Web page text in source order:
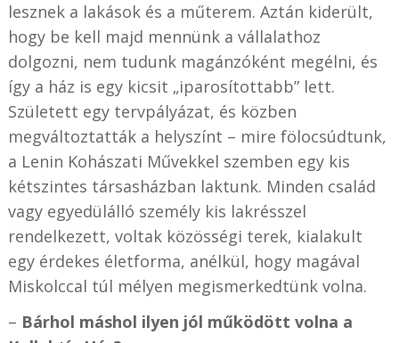
lesznek a lakások és a műterem. Aztán kiderült,
hogy be kell majd mennünk a vállalathoz
dolgozni, nem tudunk magánzóként megélni, és
így a ház is egy kicsit „iparosítottabb” lett.
Született egy tervpályázat, és közben
megváltoztatták a helyszínt – mire fölocsúdtunk,
a Lenin Kohászati Művekkel szemben egy kis
kétszintes társasházban laktunk. Minden család
vagy egyedülálló személy kis lakrésszel
rendelkezett, voltak közösségi terek, kialakult
egy érdekes életforma, anélkül, hogy magával
Miskolccal túl mélyen megismerkedtünk volna.
– Bárhol máshol ilyen jól működött volna a